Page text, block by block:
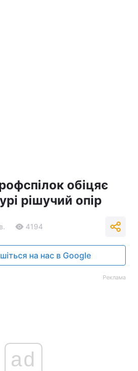
обіцяє
рішучий опір
4194
на нас в Google
Реклама
ad